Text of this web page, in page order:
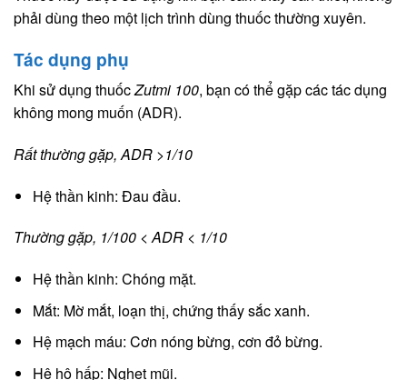
phải dùng theo một lịch trình dùng thuốc thường xuyên.
Tác dụng phụ
Khi sử dụng thuốcZutmi 100, bạn có thể gặp các tác dụng
không mong muốn (ADR).
Rất thường gặp, ADR >1/10
Hệ thần kinh: Đau đầu.
Thường gặp, 1/100 < ADR < 1/10
Hệ thần kinh: Chóng mặt.
Mắt: Mờ mắt, loạn thị, chứng thấy sắc xanh.
Hệ mạch máu: Cơn nóng bừng, cơn đỏ bừng.
Hệ hô hấp: Nghẹt mũi.